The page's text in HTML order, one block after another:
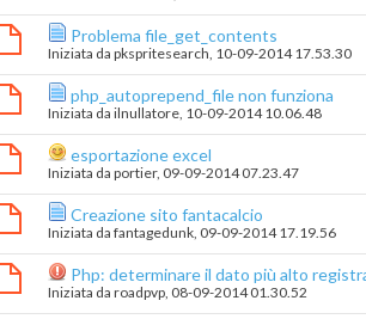
Problema file_get_contents
Iniziata da pkspritesearch‎, 10-09-2014 17.53.30
php_autoprepend_file non funziona
Iniziata da ilnullatore‎, 10-09-2014 10.06.48
esportazione excel
Iniziata da portier‎, 09-09-2014 07.23.47
Creazione sito fantacalcio
Iniziata da fantagedunk‎, 09-09-2014 17.19.56
Php: determinare il dato più alto
Iniziata da roadpvp‎, 08-09-2014 01.30.52